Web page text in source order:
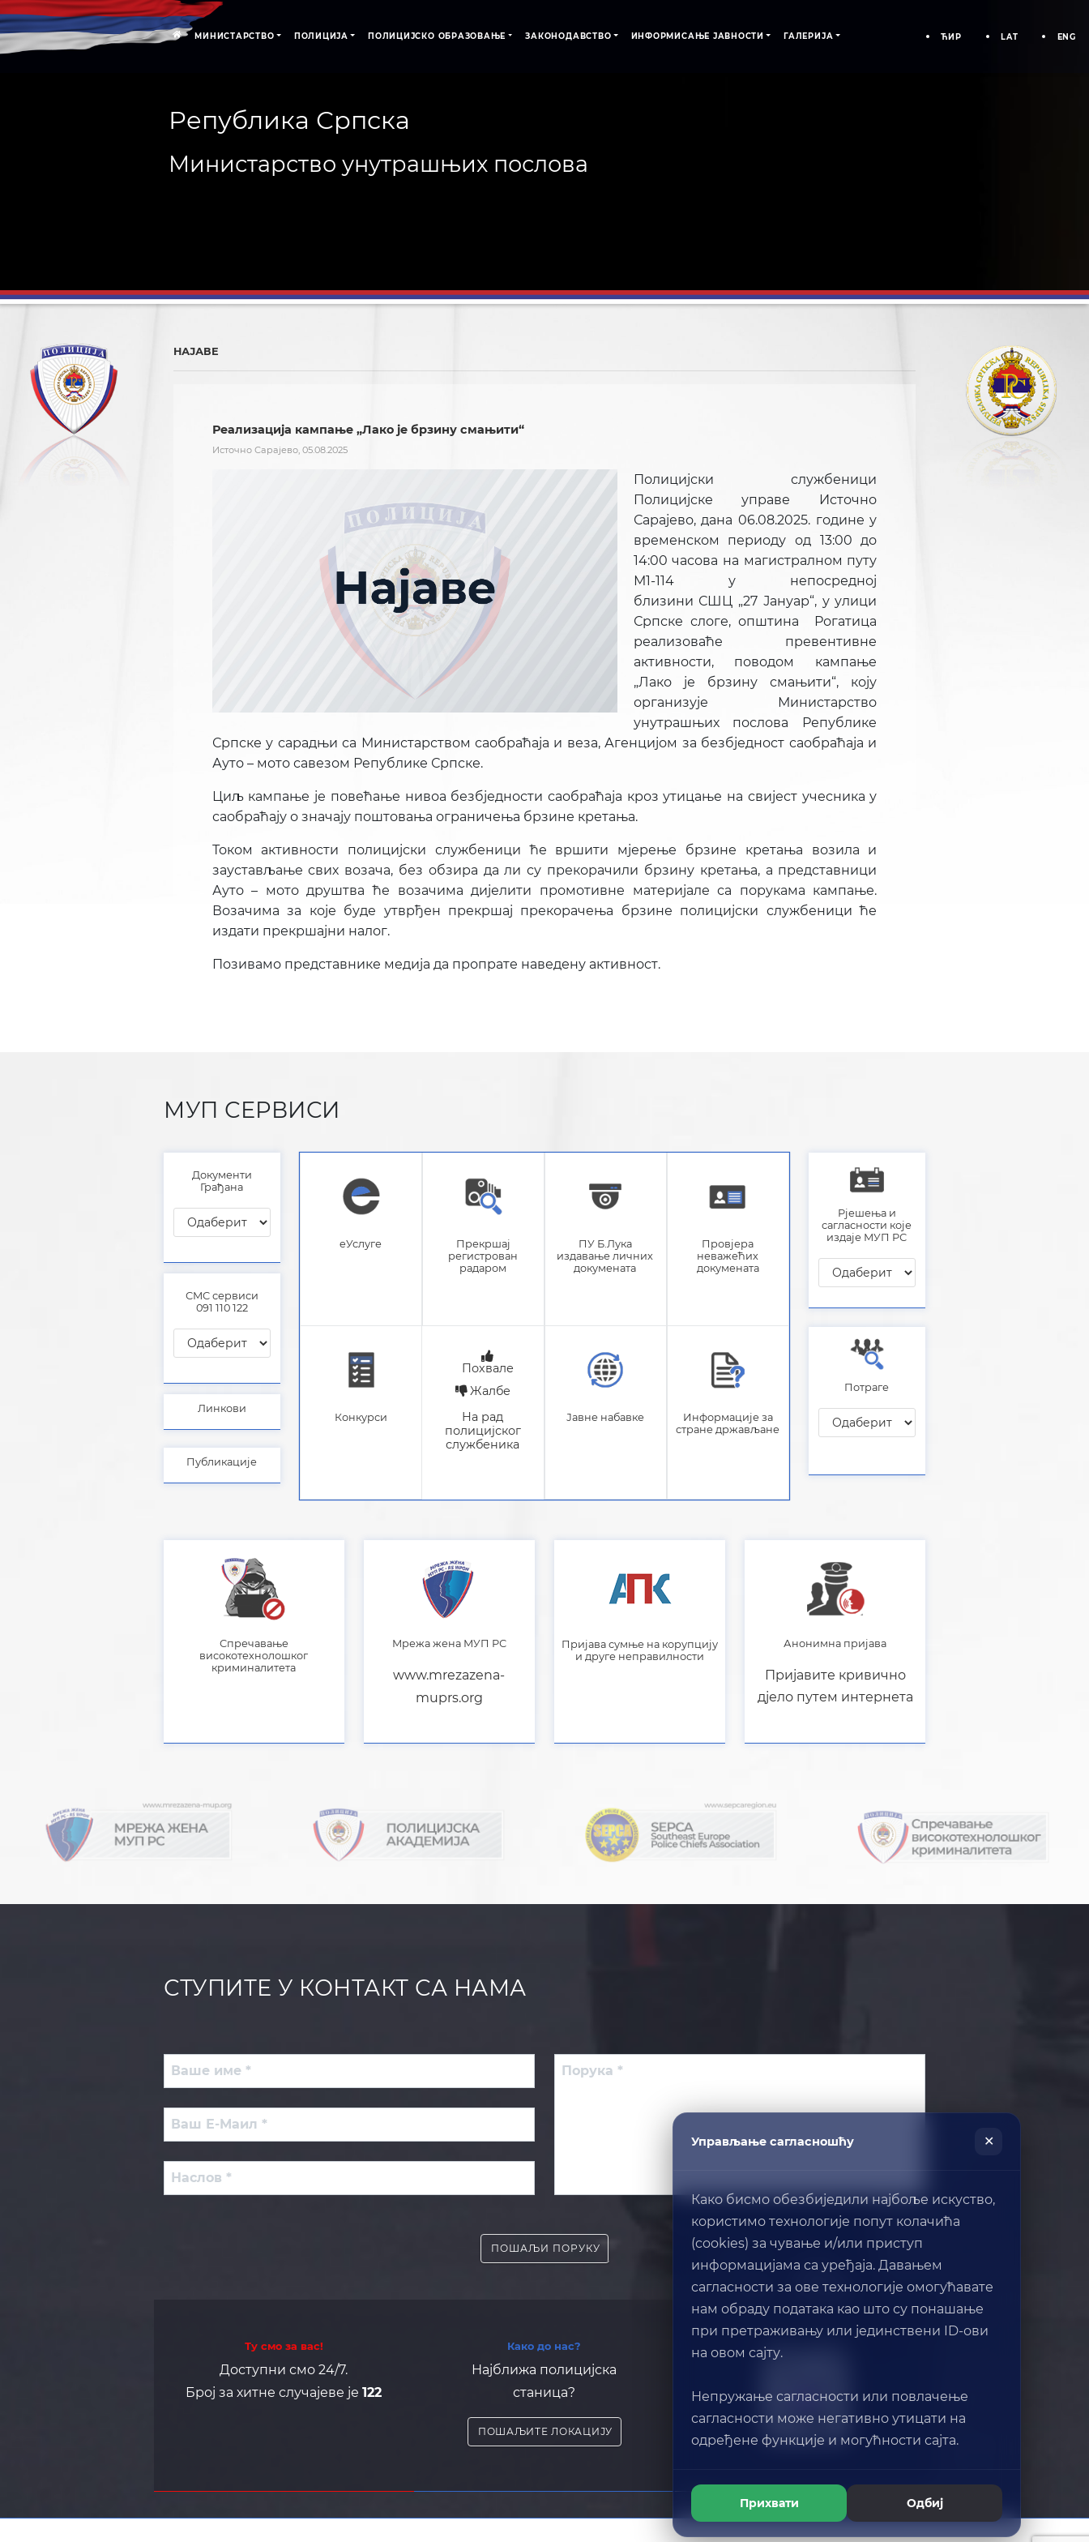
МИНИСТАРСТВО ПОЛИЦИЈА ПОЛИЦИЈСКО ОБРАЗОВАЊЕ ЗАКОНОДАВСТВО ИНФОРМИСАЊЕ ЈАВНОСТИ ГАЛЕРИЈА ЋИР LAT ENG
Република Српска
Министарство унутрашњих послова
НАЈАВЕ
Реализација кампање „Лако је брзину смањити“
Источно Сарајево, 05.08.2025
Полицијски службеници
Полицијске управе Источно
Сарајево, дана 06.08.2025. године у
временском периоду од 13:00 до
14:00 часова на магистралном путу
М1-114 у непосредној
близини СШЦ „27 Јануар“, у улици
Српске слоге, општина Рогатица
реализоваће превентивне
активности, поводом кампање
„Лако је брзину смањити“, коју
организује Министарство
унутрашњих послова Републике
Српске у сарадњи са Министарством саобраћаја и веза, Агенцијом за безбједност саобраћаја и
Ауто – мото савезом Републике Српске.
Циљ кампање је повећање нивоа безбједности саобраћаја кроз утицање на свијест учесника у
саобраћају о значају поштовања ограничења брзине кретања.
Током активности полицијски службеници ће вршити мјерење брзине кретања возила и
заустављање свих возача, без обзира да ли су прекорачили брзину кретања, а представници
Ауто – мото друштва ће возачима дијелити промотивне материјале са порукама кампање.
Возачима за које буде утврђен прекршај прекорачења брзине полицијски службеници ће
издати прекршајни налог.
Позивамо представнике медија да пропрате наведену активност.
МУП СЕРВИСИ
Документи
Грађана
СМС сервиси
091 110 122​
Линкови
Публикације
eУслуге
Прекршај
регистрован
радаром
ПУ Б.Лука
издавање личних
докумената
Провјера
неважећих
докумената
Конкурси
Похвале
Жалбе
На рад
полицијског
службеника
Јавне набавке
Информације за
стране држављане
Рјешења и
сагласности које
издаје МУП РС
Потраге
Спречавање
високотехнолошког
криминалитета
Мрежа жена МУП РС
www.mrezazena-
muprs.org
Пријава сумње на корупцију
и друге неправилности
Анонимна пријава
Пријавите кривично
дјело путем интернета
СТУПИТЕ У КОНТАКТ СА НАМА
ПОШАЉИ ПОРУКУ
Ту смо за вас!
Доступни смо 24/7.
Број за хитне случајеве је122
Како до нас?
Најближа полицијска
станица?
ПОШАЉИТЕ ЛОКАЦИЈУ
Управљање сагласношћу ✕
Како бисмо обезбиједили најбоље искуство,
користимо технологије попут колачића
(cookies) за чување и/или приступ
информацијама са уређаја. Давањем
сагласности за ове технологије омогућавате
нам обраду података као што су понашање
при претраживању или јединствени ID-ови
на овом сајту.
Непружање сагласности или повлачење
сагласности може негативно утицати на
одређене функције и могућности сајта.
Прихвати Одбиј